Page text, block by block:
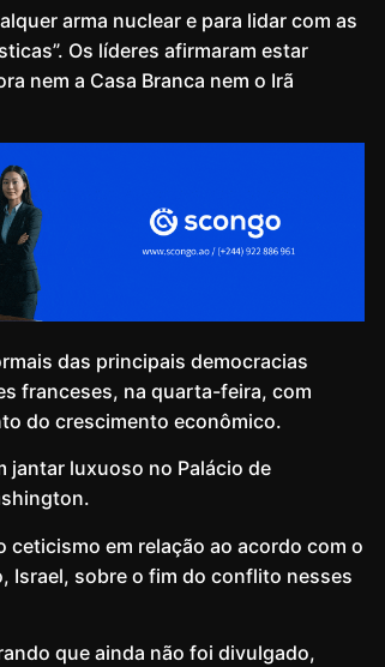
arma nuclear e para lidar com as
Os líderes afirmaram estar
nem a Casa Branca nem o Irã
das principais democracias
franceses, na quarta-feira, com
do crescimento econômico.
jantar luxuoso no Palácio de
ceticismo em relação ao acordo com o
Israel, sobre o fim do conflito nesses
que ainda não foi divulgado,